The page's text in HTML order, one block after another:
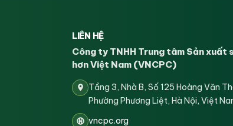
LIÊN HỆ
Công ty TNHH Trung tâm Sản xuất
hơn Việt Nam (VNCPC)
Tầng 3, Nhà B, Số 125 Hoàng Văn
Phường Phương Liệt, Hà Nội, Việt
vncpc.org